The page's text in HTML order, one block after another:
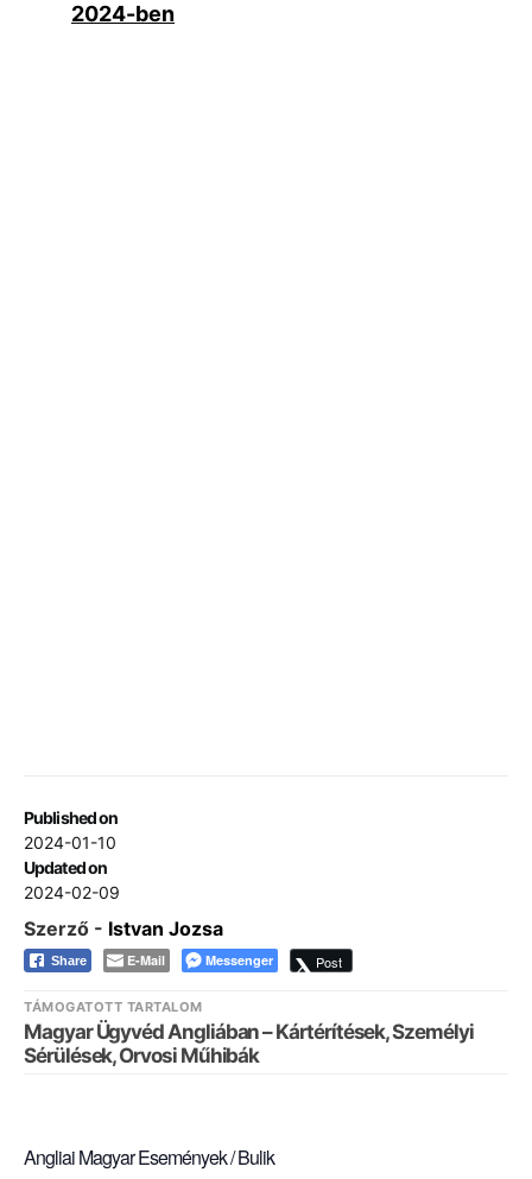
Published on
2024-01-10
Updated on
2024-02-09
2024-ben
Szerző - Istvan Jozsa
Share E-Mail Messenger Post
TÁMOGATOTT TARTALOM
Magyar Ügyvéd Angliában – Kártérítések, Személyi
Sérülések, Orvosi Műhibák
Angliai Magyar Események / Bulik